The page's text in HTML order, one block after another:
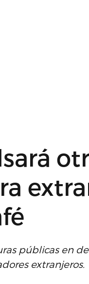
públicas en
extranjeros.